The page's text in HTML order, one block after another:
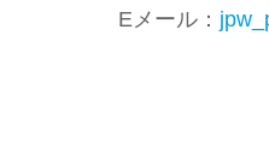
Eメール：